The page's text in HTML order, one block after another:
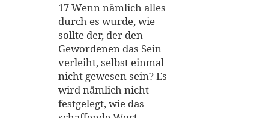
17 Wenn nämlich alles
durch es wurde, wie
sollte der, der den
Gewordenen das Sein
verleiht, selbst einmal
nicht gewesen sein? Es
wird nämlich nicht
festgelegt, wie das